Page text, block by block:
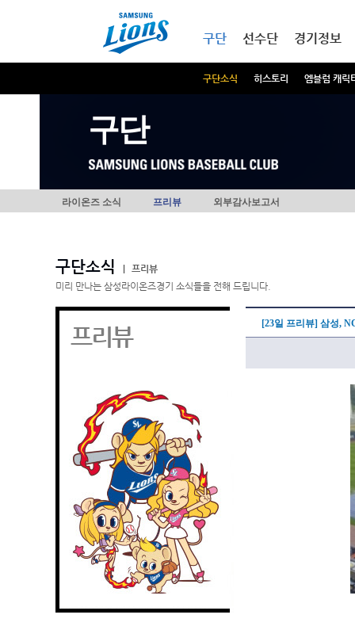
구단
구단소식 히스토리 엠블럼 캐릭
선수단 경기정보
구단
라이온즈 소식 프리뷰 외부감사보고서
구단소식
프리뷰
미리 만나는 삼성라이온즈경기 소식들을 전해 드립니다.
프리뷰 [23일 프리뷰] 삼성,